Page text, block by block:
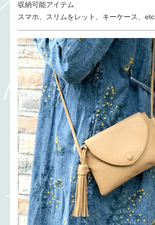
収納可能アイテム
スマホ、スリムをレット、キーケース、etc